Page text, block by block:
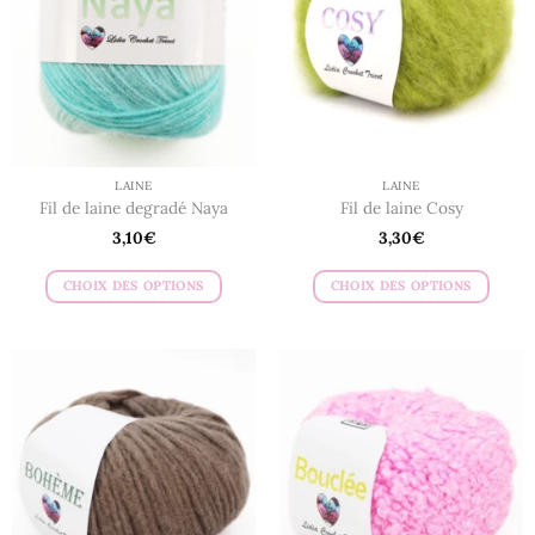
peuvent
être
choisies
sur
la
page
du
produit
peuvent
être
choisies
sur
la
produit
LAINE
Fil de laine degradé Naya
3,10€
CHOIX DES OPTIONS
plusieurs
variations.
Les
options
peuvent
être
LAINE
Fil de laine Cosy
3,30€
CHOIX DES OPTIONS
plusieurs
variations.
Les
options
peuvent
être